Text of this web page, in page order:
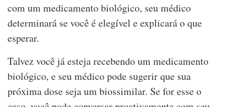
com um medicamento biológico, seu médico
determinará se você é elegível e explicará o que
esperar.
Talvez você já esteja recebendo um medicamento
biológico, e seu médico pode sugerir que sua
próxima dose seja um biossimilar. Se for esse o